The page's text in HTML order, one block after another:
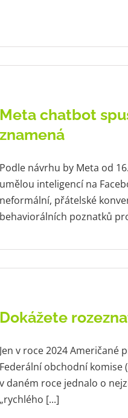
Meta chatbot
znamená
Podle návrhu by Meta od
umělou inteligencí na
neformální, přátelské
behaviorálních poznatků
Dokážete
Jen v roce 2024
Federální obchodní komise
v daném roce jednalo o
„rychlého [...]